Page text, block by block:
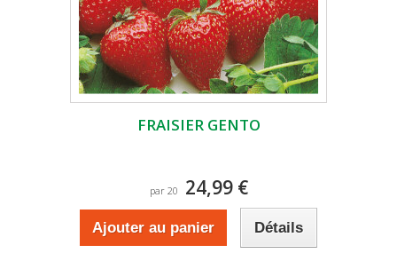
FRAISIER GENTO
par 20 24,99 €
Ajouter au panier Détails